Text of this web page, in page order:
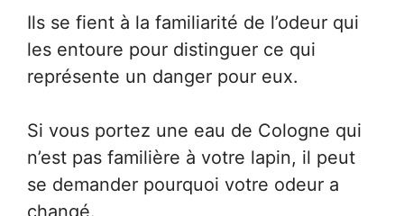
Ils se fient à la familiarité de l’odeur qui
les entoure pour distinguer ce qui
représente un danger pour eux.
Si vous portez une eau de Cologne qui
n’est pas familière à votre lapin, il peut
se demander pourquoi votre odeur a
changé.